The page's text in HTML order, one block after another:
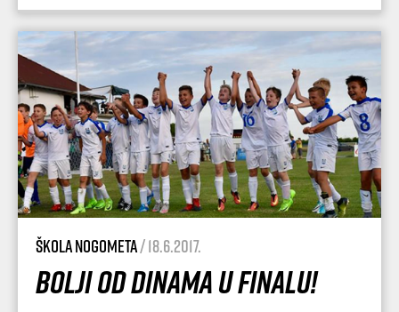
Škola nogometa/ 18.6.2017.
Bolji od Dinama u finalu!